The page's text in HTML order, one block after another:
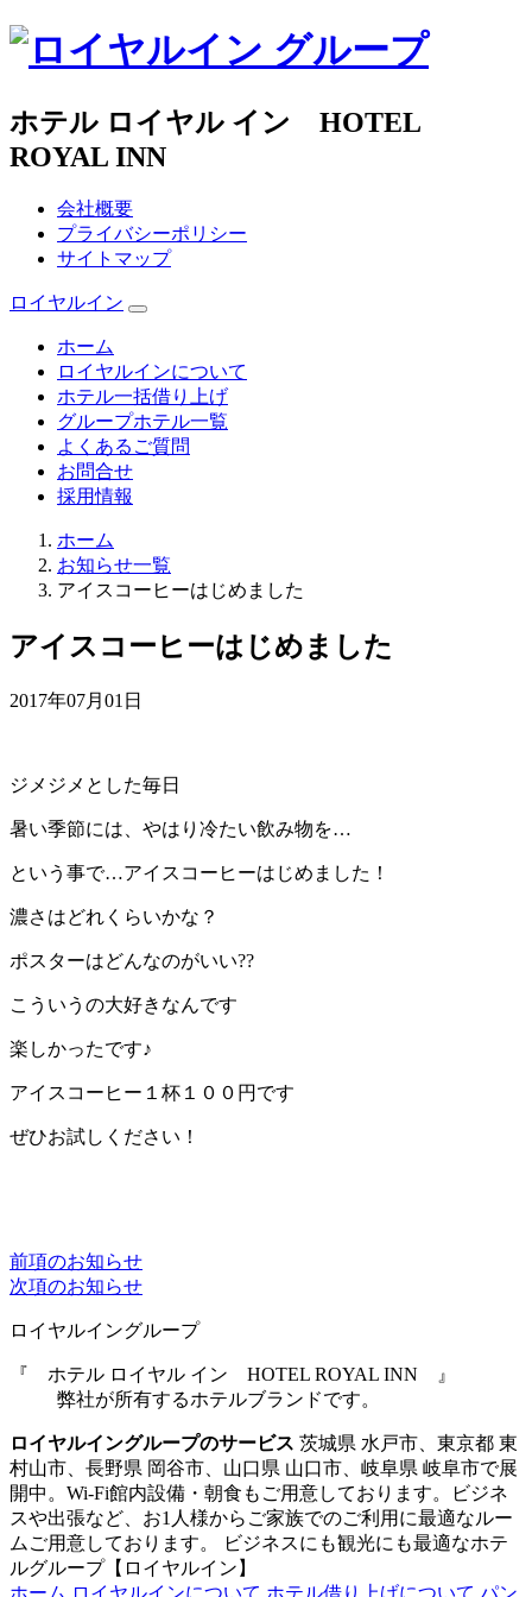
ホテル ロイヤル イン HOTEL
ROYAL INN
会社概要
プライバシーポリシー
サイトマップ
ロイヤルイン
ホーム
ロイヤルインについて
ホテル一括借り上げ
グループホテル一覧
よくあるご質問
お問合せ
採用情報
ホーム
お知らせ一覧
アイスコーヒーはじめました
アイスコーヒーはじめました
2017年07月01日
ジメジメとした毎日
暑い季節には、やはり冷たい飲み物を…
という事で…アイスコーヒーはじめました！
濃さはどれくらいかな？
ポスターはどんなのがいい??
こういうの大好きなんです
楽しかったです♪
アイスコーヒー１杯１００円です
ぜひお試しください！
前項のお知らせ
次項のお知らせ
ロイヤルイングループ
『 ホテル ロイヤル イン HOTEL ROYAL INN 』
弊社が所有するホテルブランドです。
ロイヤルイングループのサービス 茨城県 水戸市、東京都 東
村山市、長野県 岡谷市、山口県 山口市、岐阜県 岐阜市で展
開中。Wi-Fi館内設備・朝食もご用意しております。ビジネ
スや出張など、お1人様からご家族でのご利用に最適なルー
ムご用意しております。 ビジネスにも観光にも最適なホテ
ルグループ【ロイヤルイン】
ホーム ロイヤルインについて ホテル借り上げについて パン